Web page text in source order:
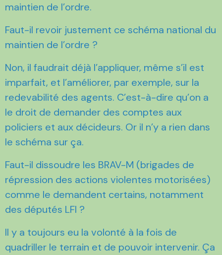
maintien de l’ordre.
Faut-il revoir justement ce schéma national du
maintien de l’ordre ?
Non, il faudrait déjà l’appliquer, même s’il est
imparfait, et l’améliorer, par exemple, sur la
redevabilité des agents. C’est-à-dire qu’on a
le droit de demander des comptes aux
policiers et aux décideurs. Or il n’y a rien dans
le schéma sur ça.
Faut-il dissoudre les BRAV-M (brigades de
répression des actions violentes motorisées)
comme le demandent certains, notamment
des députés LFI ?
Il y a toujours eu la volonté à la fois de
quadriller le terrain et de pouvoir intervenir. Ça